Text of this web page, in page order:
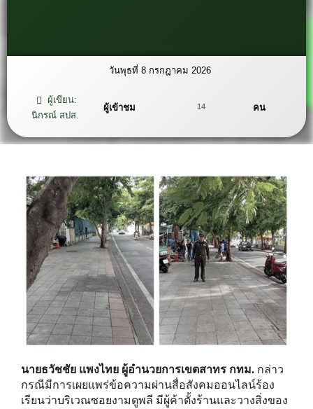
วันพุธที่ 8 กรกฎาคม 2026
ผู้เขียน:
นิกรณ์ สปส.
ผู้เข้าชม 14 คน
นายธวัชชัย แพงไทย ผู้อำนวยการเขตสาทร กทม. กล่าว
กรณีมีการเผยแพร่ข้อความผ่านสื่อสังคมออนไลน์ร้อง
เรียนว่าบริเวณซอยงามดูพลี มีผู้ค้าตั้งร้านและวางสิ่งของ